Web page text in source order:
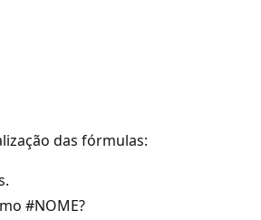
das fórmulas:
#NOME?